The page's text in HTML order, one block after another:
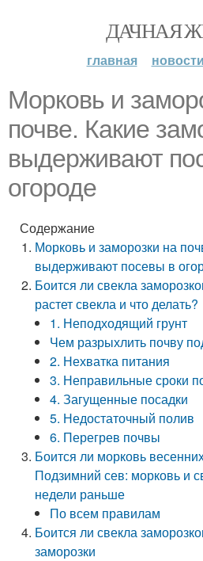
ДАЧНАЯ
главная новости
Морковь и
почве. Какие
выдерживают
огороде
Содержание
Морковь и заморозки на
выдерживают посевы в
Боится ли свекла
растет свекла и что делать?
1. Неподходящий грунт
Чем разрыхлить почву
2. Нехватка питания
3. Неправильные сроки
4. Загущенные посадки
5. Недостаточный полив
6. Перегрев почвы
Боится ли морковь
Подзимний сев: морковь и
недели раньше
По всем правилам
Боится ли свекла
заморозки